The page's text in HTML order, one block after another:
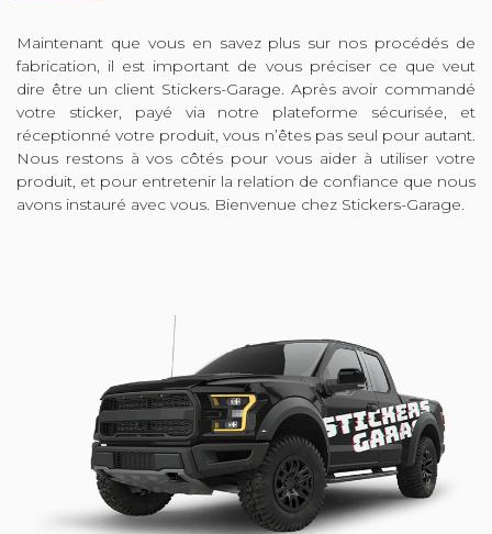
Maintenant que vous en savez plus sur nos procédés de
fabrication, il est important de vous préciser ce que veut
dire être un client Stickers-Garage. Après avoir commandé
votre sticker, payé via notre plateforme sécurisée, et
réceptionné votre produit, vous n’êtes pas seul pour autant.
Nous restons à vos côtés pour vous aider à utiliser votre
produit, et pour entretenir la relation de confiance que nous
avons instauré avec vous. Bienvenue chez Stickers-Garage.